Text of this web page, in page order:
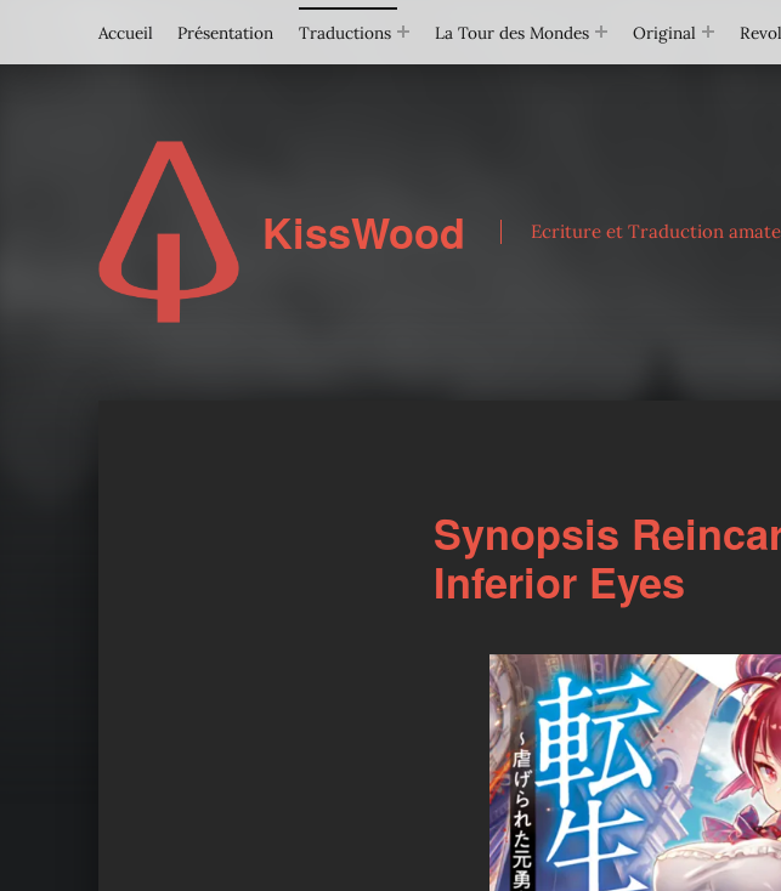
Accueil
Présentation Traductions La Tour des Mondes Original
KissWood Ecriture et Traduction
Synopsis
Inferior Eyes